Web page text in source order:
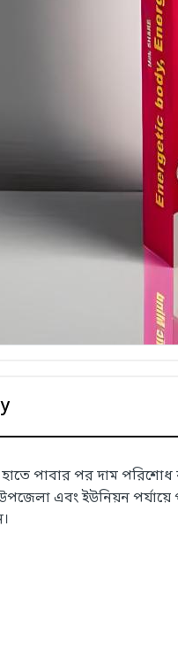
হাতে পাবার পর দাম
এবং ইউনিয়ন পর্যায়ে